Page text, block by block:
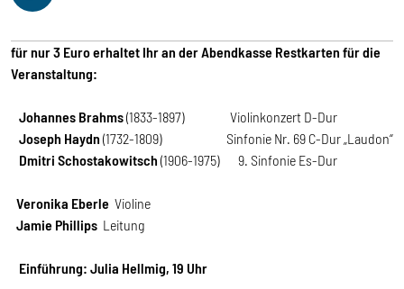
für nur 3 Euro erhaltet Ihr an der Abendkasse Restkarten für die
Veranstaltung:
Johannes Brahms(1833-1897) Violinkonzert D-Dur
Joseph Haydn (1732-1809) Sinfonie Nr. 69 C-Dur „Laudon“
Dmitri Schostakowitsch (1906-1975) 9. Sinfonie Es-Dur
Veronika Eberle Violine
Jamie Phillips Leitung
Einführung: Julia Hellmig, 19 Uhr